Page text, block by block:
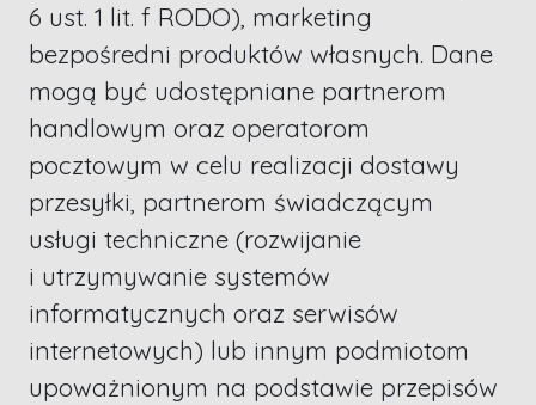
6 ust. 1 lit. f RODO), marketing
bezpośredni produktów własnych. Dane
mogą być udostępniane partnerom
handlowym oraz operatorom
pocztowym w celu realizacji dostawy
przesyłki, partnerom świadczącym
usługi techniczne (rozwijanie
i utrzymywanie systemów
informatycznych oraz serwisów
internetowych) lub innym podmiotom
upoważnionym na podstawie przepisów